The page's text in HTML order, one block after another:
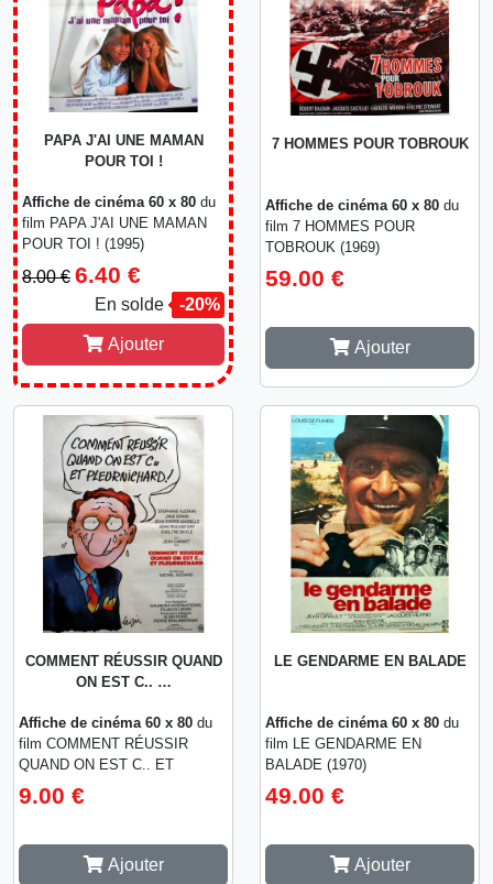
PAPA J'AI UNE MAMAN
POUR TOI !
Affiche de cinéma 60 x 80 du
film PAPA J'AI UNE MAMAN
POUR TOI ! (1995)
8.00 € 6.40 €
-20%
En solde
Ajouter
7 HOMMES POUR TOBROUK
Affiche de cinéma 60 x 80 du
film 7 HOMMES POUR
TOBROUK (1969)
59.00 €
Ajouter
COMMENT RÉUSSIR QUAND
ON EST C.. …
Affiche de cinéma 60 x 80 du
film COMMENT RÉUSSIR
QUAND ON EST C.. ET
PLEURNICHARD! (1974)
9.00 €
Ajouter
LE GENDARME EN BALADE
Affiche de cinéma 60 x 80 du
film LE GENDARME EN
BALADE (1970)
49.00 €
Ajouter